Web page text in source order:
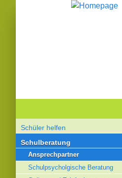
Schüler helfen
Schulberatung
Ansprechpartner
Schulpsycholgische Beratung